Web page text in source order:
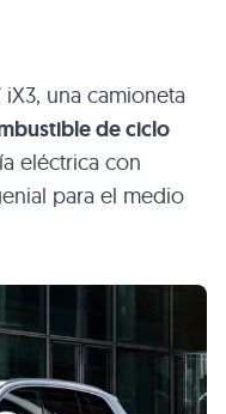
una camioneta
de ciclo
eléctrica con
para el medio